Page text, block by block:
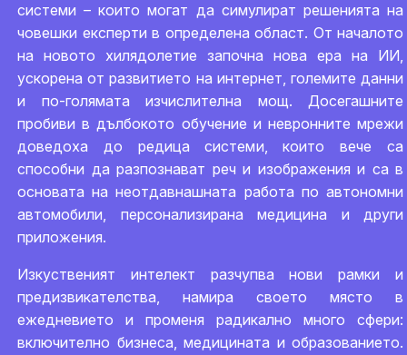
системи – които могат да симулират решенията на
човешки експерти в определена област. От началото
на новото хилядолетие започна нова ера на ИИ,
ускорена от развитието на интернет, големите данни
и по-голямата изчислителна мощ. Досегашните
пробиви в дълбокото обучение и невронните мрежи
доведоха до редица системи, които вече са
способни да разпознават реч и изображения и са в
основата на неотдавнашната работа по автономни
автомобили, персонализирана медицина и други
приложения.
Изкуственият интелект разчупва нови рамки и
предизвикателства, намира своето място в
ежедневието и променя радикално много сфери:
включително бизнеса, медицината и образованието.